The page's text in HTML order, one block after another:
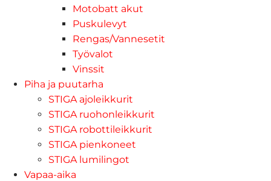
Motobatt akut
Puskulevyt
Rengas/Vannesetit
Työvalot
Vinssit
Piha ja puutarha
STIGA ajoleikkurit
STIGA ruohonleikkurit
STIGA robottileikkurit
STIGA pienkoneet
STIGA lumilingot
Vapaa-aika